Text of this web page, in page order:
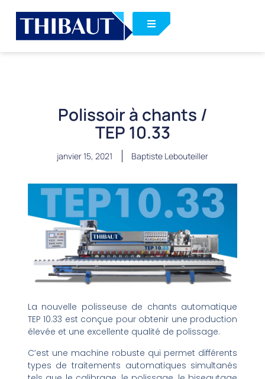
Polissoir à chants /
TEP 10.33
janvier 15, 2021 Baptiste Lebouteiller
La nouvelle polisseuse de chants automatique
TEP 10.33 est conçue pour obtenir une production
élevée et une excellente qualité de polissage.
C’est une machine robuste qui permet différents
types de traitements automatiques simultanés